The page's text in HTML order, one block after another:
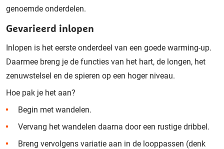
genoemde onderdelen.
Gevarieerd inlopen
Inlopen is het eerste onderdeel van een goede warming-up.
Daarmee breng je de functies van het hart, de longen, het
zenuwstelsel en de spieren op een hoger niveau.
Hoe pak je het aan?
Begin met wandelen.
Vervang het wandelen daarna door een rustige dribbel.
Breng vervolgens variatie aan in de looppassen (denk